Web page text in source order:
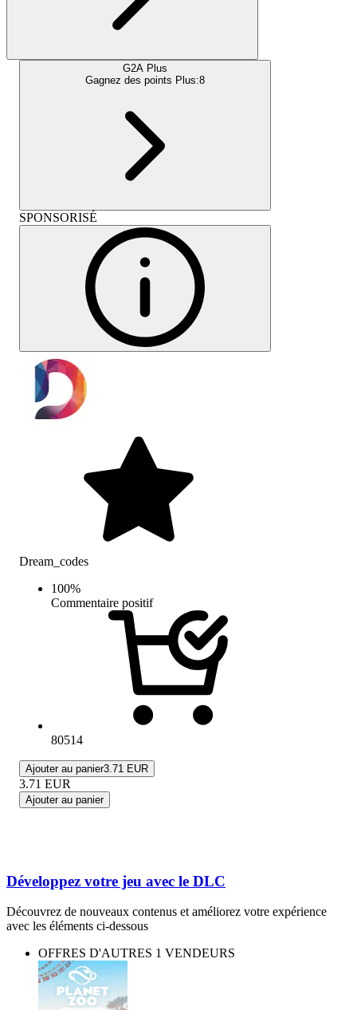
G2A Plus
Gagnez des points Plus:8
SPONSORISÉ
Dream_codes
100%
Commentaire positif
80514
Ajouter au panier3.71 EUR
3.71 EUR
Ajouter au panier
Développez votre jeu avec le DLC
Découvrez de nouveaux contenus et améliorez votre expérience
avec les éléments ci-dessous
OFFRES D'AUTRES 1 VENDEURS